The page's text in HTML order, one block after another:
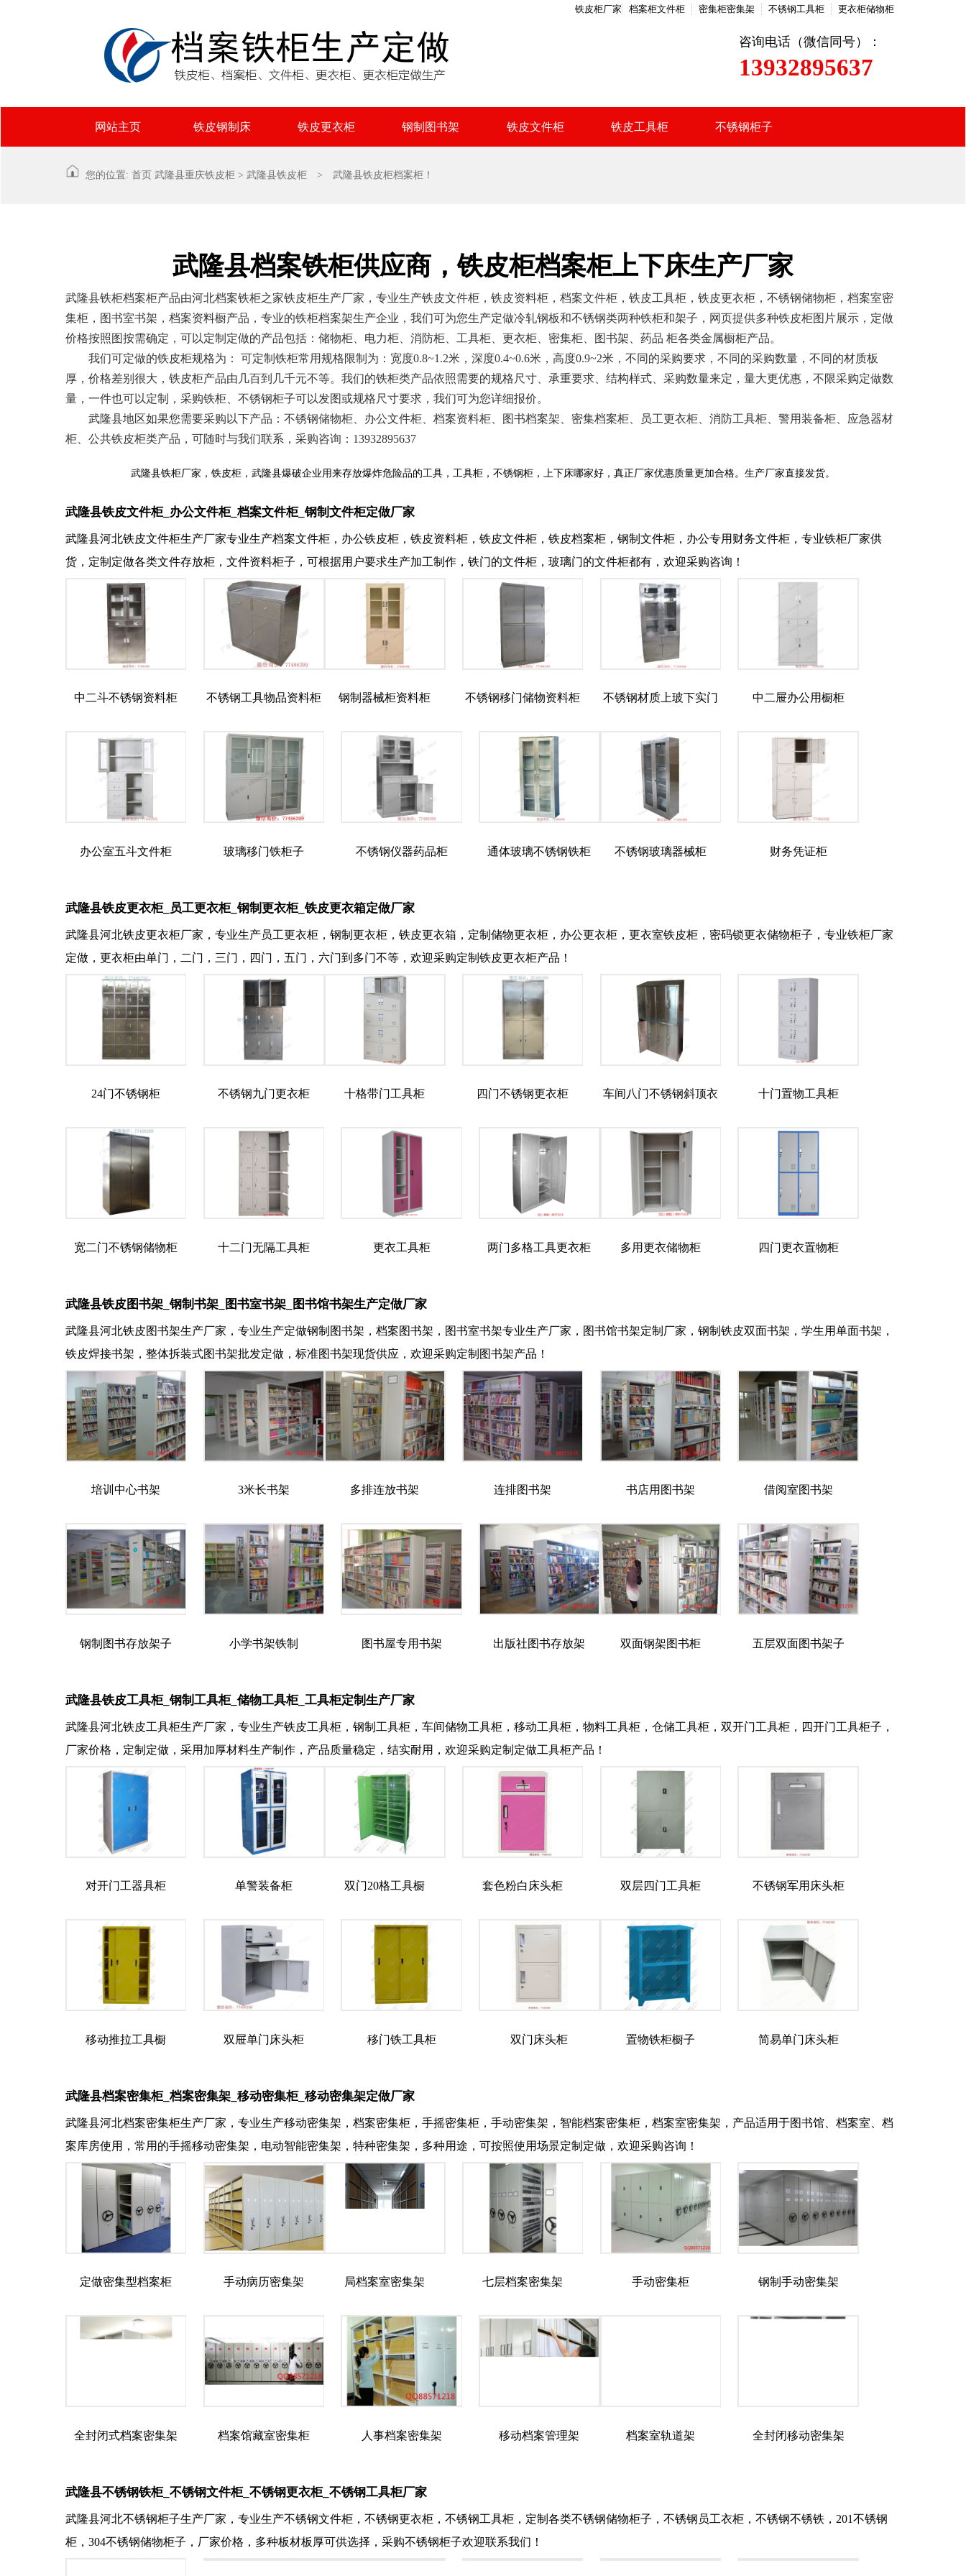
铁皮柜厂家 档案柜文件柜 密集柜密集架 不锈钢工具柜 更衣柜储物柜
咨询电话（微信同号）：
13932895637
网站主页 铁皮钢制床 铁皮更衣柜 钢制图书架 铁皮文件柜 铁皮工具柜 不锈钢柜子
您的位置: 首页 武隆县重庆铁皮柜 > 武隆县铁皮柜 > 武隆县铁皮柜档案柜！
武隆县档案铁柜供应商，铁皮柜档案柜上下床生产厂家
武隆县铁柜档案柜产品由河北档案铁柜之家铁皮柜生产厂家，专业生产铁皮文件柜，铁皮资料柜，档案文件柜，铁皮工具柜，铁皮更衣柜，不锈钢储物柜，档案室密
集柜，图书室书架，档案资料橱产品，专业的铁柜档案架生产企业，我们可为您生产定做冷轧钢板和不锈钢类两种铁柜和架子，网页提供多种铁皮柜图片展示，定做
价格按照图按需确定，可以定制定做的产品包括：储物柜、电力柜、消防柜、工具柜、更衣柜、密集柜、图书架、药品 柜各类金属橱柜产品。
我们可定做的铁皮柜规格为： 可定制铁柜常用规格限制为：宽度0.8~1.2米，深度0.4~0.6米，高度0.9~2米，不同的采购要求，不同的采购数量，不同的材质板
厚，价格差别很大，铁皮柜产品由几百到几千元不等。我们的铁柜类产品依照需要的规格尺寸、承重要求、结构样式、采购数量来定，量大更优惠，不限采购定做数
量，一件也可以定制，采购铁柜、不锈钢柜子可以发图或规格尺寸要求，我们可为您详细报价。
武隆县地区如果您需要采购以下产品：不锈钢储物柜、办公文件柜、档案资料柜、图书档案架、密集档案柜、员工更衣柜、消防工具柜、警用装备柜、应急器材
柜、公共铁皮柜类产品，可随时与我们联系，采购咨询：13932895637
武隆县铁柜厂家，铁皮柜，武隆县爆破企业用来存放爆炸危险品的工具，工具柜，不锈钢柜，上下床哪家好，真正厂家优惠质量更加合格。生产厂家直接发货。
武隆县铁皮文件柜_办公文件柜_档案文件柜_钢制文件柜定做厂家
武隆县河北铁皮文件柜生产厂家专业生产档案文件柜，办公铁皮柜，铁皮资料柜，铁皮文件柜，铁皮档案柜，钢制文件柜，办公专用财务文件柜，专业铁柜厂家供
货，定制定做各类文件存放柜，文件资料柜子，可根据用户要求生产加工制作，铁门的文件柜，玻璃门的文件柜都有，欢迎采购咨询！
中二斗不锈钢资料柜 不锈钢工具物品资料柜 钢制器械柜资料柜 不锈钢移门储物资料柜 不锈钢材质上玻下实门
器材柜
中二屉办公用橱柜
办公室五斗文件柜 玻璃移门铁柜子 不锈钢仪器药品柜 通体玻璃不锈钢铁柜 不锈钢玻璃器械柜 财务凭证柜
武隆县铁皮更衣柜_员工更衣柜_钢制更衣柜_铁皮更衣箱定做厂家
武隆县河北铁皮更衣柜厂家，专业生产员工更衣柜，钢制更衣柜，铁皮更衣箱，定制储物更衣柜，办公更衣柜，更衣室铁皮柜，密码锁更衣储物柜子，专业铁柜厂家
定做，更衣柜由单门，二门，三门，四门，五门，六门到多门不等，欢迎采购定制铁皮更衣柜产品！
24门不锈钢柜 不锈钢九门更衣柜 十格带门工具柜 四门不锈钢更衣柜 车间八门不锈钢斜顶衣
柜
十门置物工具柜
宽二门不锈钢储物柜 十二门无隔工具柜 更衣工具柜 两门多格工具更衣柜 多用更衣储物柜 四门更衣置物柜
武隆县铁皮图书架_钢制书架_图书室书架_图书馆书架生产定做厂家
武隆县河北铁皮图书架生产厂家，专业生产定做钢制图书架，档案图书架，图书室书架专业生产厂家，图书馆书架定制厂家，钢制铁皮双面书架，学生用单面书架，
铁皮焊接书架，整体拆装式图书架批发定做，标准图书架现货供应，欢迎采购定制图书架产品！
培训中心书架 3米长书架 多排连放书架 连排图书架 书店用图书架 借阅室图书架
钢制图书存放架子 小学书架铁制 图书屋专用书架 出版社图书存放架 双面钢架图书柜 五层双面图书架子
武隆县铁皮工具柜_钢制工具柜_储物工具柜_工具柜定制生产厂家
武隆县河北铁皮工具柜生产厂家，专业生产铁皮工具柜，钢制工具柜，车间储物工具柜，移动工具柜，物料工具柜，仓储工具柜，双开门工具柜，四开门工具柜子，
厂家价格，定制定做，采用加厚材料生产制作，产品质量稳定，结实耐用，欢迎采购定制定做工具柜产品！
对开门工器具柜 单警装备柜 双门20格工具橱 套色粉白床头柜 双层四门工具柜 不锈钢军用床头柜
移动推拉工具橱 双屉单门床头柜 移门铁工具柜 双门床头柜 置物铁柜橱子 简易单门床头柜
武隆县档案密集柜_档案密集架_移动密集柜_移动密集架定做厂家
武隆县河北档案密集柜生产厂家，专业生产移动密集架，档案密集柜，手摇密集柜，手动密集架，智能档案密集柜，档案室密集架，产品适用于图书馆、档案室、档
案库房使用，常用的手摇移动密集架，电动智能密集架，特种密集架，多种用途，可按照使用场景定制定做，欢迎采购咨询！
定做密集型档案柜 手动病历密集架 局档案室密集架 七层档案密集架 手动密集柜 钢制手动密集架
全封闭式档案密集架 档案馆藏室密集柜 人事档案密集架 移动档案管理架 档案室轨道架 全封闭移动密集架
武隆县不锈钢铁柜_不锈钢文件柜_不锈钢更衣柜_不锈钢工具柜厂家
武隆县河北不锈钢柜子生产厂家，专业生产不锈钢文件柜，不锈钢更衣柜，不锈钢工具柜，定制各类不锈钢储物柜子，不锈钢员工衣柜，不锈钢不锈铁，201不锈钢
柜，304不锈钢储物柜子，厂家价格，多种板材板厚可供选择，采购不锈钢柜子欢迎联系我们！